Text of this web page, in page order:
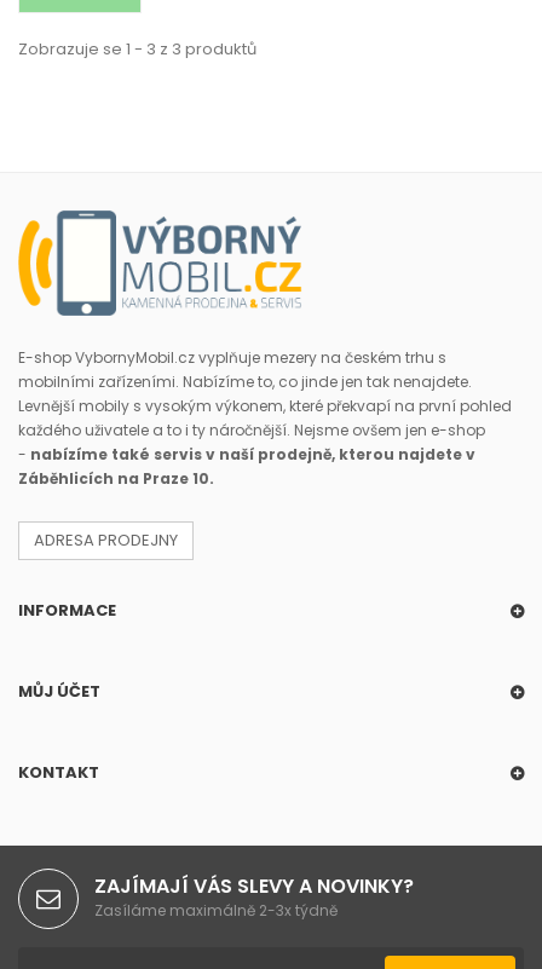
Zobrazuje se 1 - 3 z 3 produktů
E-shop VybornyMobil.cz vyplňuje mezery na českém trhu s
mobilními zařízeními. Nabízíme to, co jinde jen tak nenajdete.
Levnější mobily s vysokým výkonem, které překvapí na první pohled
každého uživatele a to i ty náročnější. Nejsme ovšem jen e-shop
- nabízíme také servis v naší prodejně, kterou najdete v
Záběhlicích na Praze 10.
ADRESA PRODEJNY
INFORMACE
MŮJ ÚČET
KONTAKT
ZAJÍMAJÍ VÁS SLEVY A NOVINKY?
Zasíláme maximálně 2-3x týdně